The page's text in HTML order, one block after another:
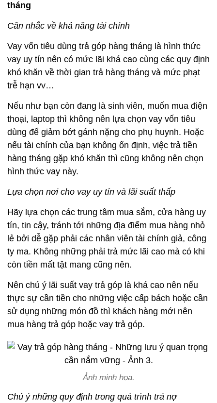
tháng
Cân nhắc về khả năng tài chính
Vay vốn tiêu dùng trả góp hàng tháng là hình thức
vay uy tín nên có mức lãi khá cao cùng các quy định
khó khăn về thời gian trả hàng tháng và mức phạt
trễ hạn vv…
Nếu như bạn còn đang là sinh viên, muốn mua điện
thoại, laptop thì không nên lựa chọn vay vốn tiêu
dùng để giảm bớt gánh nặng cho phụ huynh. Hoặc
nếu tài chính của bạn không ổn định, việc trả tiền
hàng tháng gặp khó khăn thì cũng không nên chọn
hình thức vay này.
Lựa chọn nơi cho vay uy tín và lãi suất thấp
Hãy lựa chọn các trung tâm mua sắm, cửa hàng uy
tín, tin cậy, tránh tới những địa điểm mua hàng nhỏ
lẻ bởi dễ gặp phải các nhân viên tài chính giả, công
ty ma. Không những phải trả mức lãi cao mà có khi
còn tiền mất tật mang cũng nên.
Nên chú ý lãi suất vay trả góp là khá cao nên nếu
thực sự cần tiền cho những việc cấp bách hoặc cần
sử dụng những món đồ thì khách hàng mới nên
mua hàng trả góp hoặc vay trả góp.
Ảnh minh họa.
Chú ý những quy định trong quá trình trả nợ